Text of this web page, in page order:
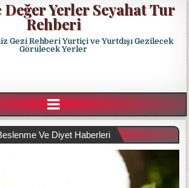
Değer Yerler Seyahat Tur
Rehberi
Gezi Rehberi Yurtiçi ve Yurtdışı Gezilecek
Görülecek Yerler
Ve Diyet Haberleri